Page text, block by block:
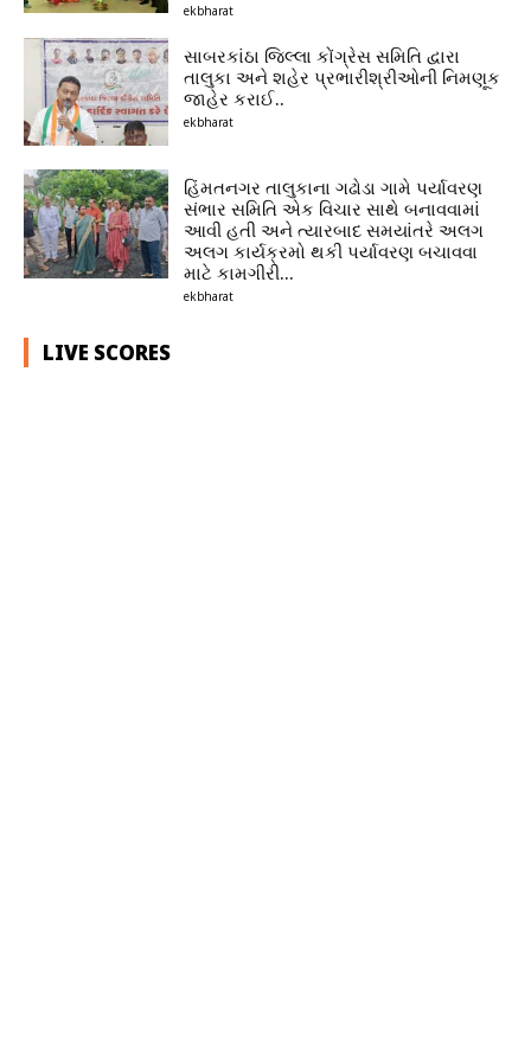
ekbharat
સાબરકાંઠા જિલ્લા કોંગ્રેસ સમિતિ દ્વારા
તાલુકા અને શહેર પ્રભારીશ્રીઓની નિમણૂક
જાહેર કરાઈ..
ekbharat
હિંમતનગર તાલુકાના ગઢોડા ગામે પર્યાવરણ
સંભાર સમિતિ એક વિચાર સાથે બનાવવામાં
આવી હતી અને ત્યારબાદ સમયાંતરે અલગ
અલગ કાર્યક્રમો થકી પર્યાવરણ બચાવવા
માટે કામગીરી...
ekbharat
LIVE SCORES